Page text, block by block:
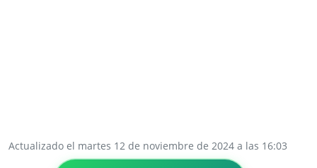
Actualizado el martes 12 de noviembre de 2024 a las 16:03